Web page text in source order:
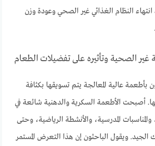
النظام الغذائي غير الصحي وعودة وزن
الصحية وتأثيره على تفضيلات الطعام
بأطعمة عالية المعالجة يتم تسويقها بكثافة
أصبحت الأطعمة السكرية والدهنية شائعة في
والمناسبات المدرسية، والأنشطة الرياضية، وحتى
الجيد. ويقول الباحثون إن هذا التعرض المستمر